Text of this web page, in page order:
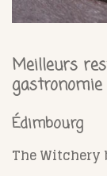
Meilleurs
gastronomie
Édimbourg
The Witchery